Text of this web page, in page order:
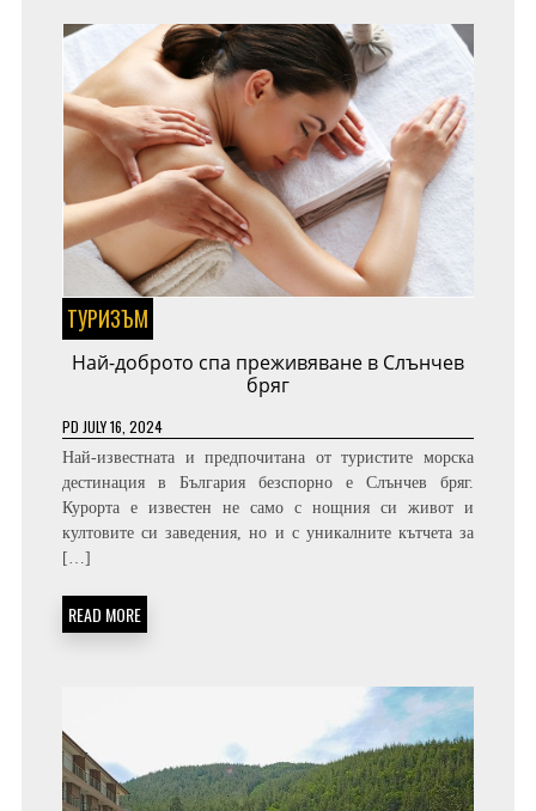
ТУРИЗЪМ
Най-доброто спа преживяване в Слънчев
бряг
PD JULY 16, 2024
Най-известната и предпочитана от туристите морска
дестинация в България безспорно е Слънчев бряг.
Курорта е известен не само с нощния си живот и
култовите си заведения, но и с уникалните кътчета за
[…]
READ MORE